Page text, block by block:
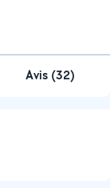
Avis (32)